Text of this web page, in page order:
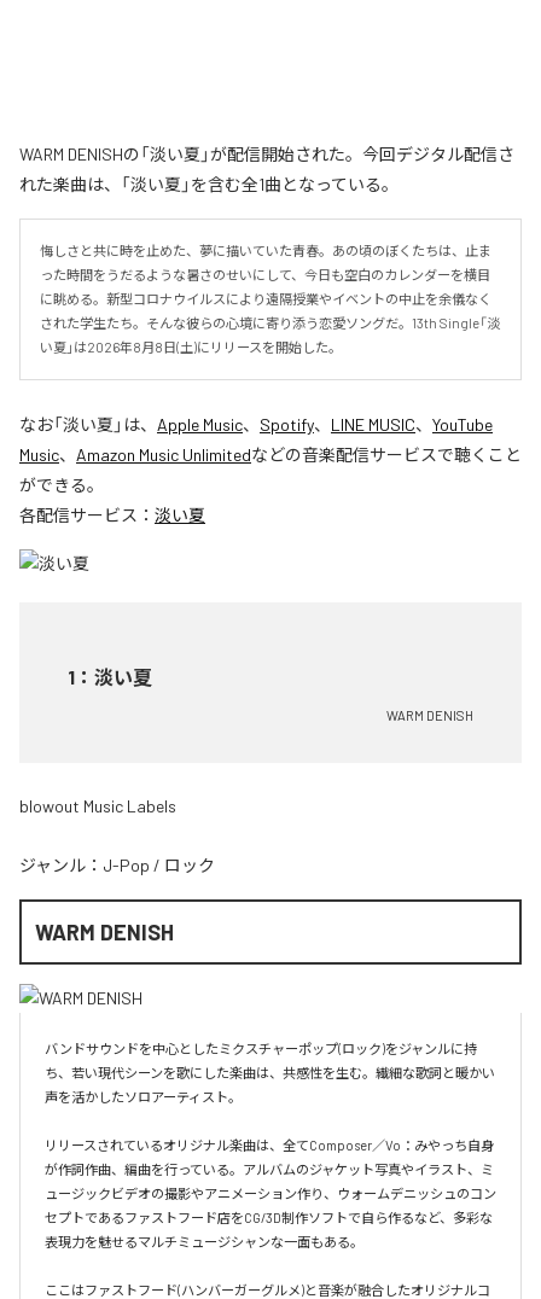
WARM DENISHの「淡い夏」が配信開始された。今回デジタル配信さ
れた楽曲は、「淡い夏」を含む全1曲となっている。
悔しさと共に時を止めた、夢に描いていた青春。あの頃のぼくたちは、止ま
った時間をうだるような暑さのせいにして、今日も空白のカレンダーを横目
に眺める。新型コロナウイルスにより遠隔授業やイベントの中止を余儀なく
された学生たち。そんな彼らの心境に寄り添う恋愛ソングだ。13th Single「淡
い夏」は2026年8月8日(土)にリリースを開始した。
なお「淡い夏 」は、 Apple Music、 Spotify、 LINE MUSIC、 YouTube
Music、 Amazon Music Unlimitedなどの音楽配信サービスで聴くこと
ができる。
各配信サービス： 淡い夏
1 ： 淡い夏
WARM DENISH
blowout Music Labels
ジャンル： J-Pop / ロック
WARM DENISH
バンドサウンドを中心としたミクスチャーポップ(ロック)をジャンルに持
ち、若い現代シーンを歌にした楽曲は、共感性を生む。繊細な歌詞と暖かい
声を活かしたソロアーティスト。
リリースされているオリジナル楽曲は、全てComposer／Vo：みやっち自身
が作詞作曲、編曲を行っている。アルバムのジャケット写真やイラスト、ミ
ュージックビデオの撮影やアニメーション作り、ウォームデニッシュのコン
セプトであるファストフード店をCG/3D制作ソフトで自ら作るなど、多彩な
表現力を魅せるマルチミュージシャンな一面もある。
ここはファストフード(ハンバーガーグルメ)と音楽が融合したオリジナルコ